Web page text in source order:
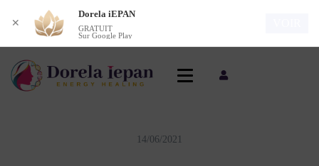
14/06/2021
✕
Dorela iEPAN
GRATUIT
Sur Google Play